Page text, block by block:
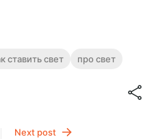
-
как для видео, так и
ставить свет про свет
Next post